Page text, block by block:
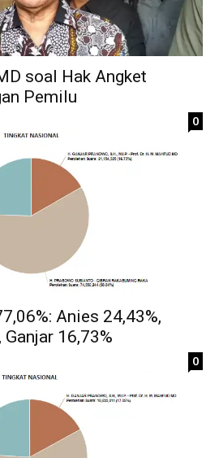
soal Hak Angket
Pemilu
0
Anies 24,43%,
16,73%
0